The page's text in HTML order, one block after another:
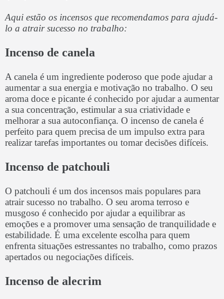
Aqui estão os incensos que recomendamos para ajudá-
lo a atrair sucesso no trabalho:
Incenso de canela
A canela é um ingrediente poderoso que pode ajudar a
aumentar a sua energia e motivação no trabalho. O seu
aroma doce e picante é conhecido por ajudar a aumentar
a sua concentração, estimular a sua criatividade e
melhorar a sua autoconfiança. O incenso de canela é
perfeito para quem precisa de um impulso extra para
realizar tarefas importantes ou tomar decisões difíceis.
Incenso de patchouli
O patchouli é um dos incensos mais populares para
atrair sucesso no trabalho. O seu aroma terroso e
musgoso é conhecido por ajudar a equilibrar as
emoções e a promover uma sensação de tranquilidade e
estabilidade. É uma excelente escolha para quem
enfrenta situações estressantes no trabalho, como prazos
apertados ou negociações difíceis.
Incenso de alecrim